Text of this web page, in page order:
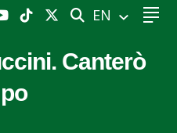
SEARCH
EN
Canterò